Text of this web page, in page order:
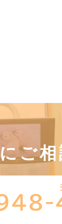
ご